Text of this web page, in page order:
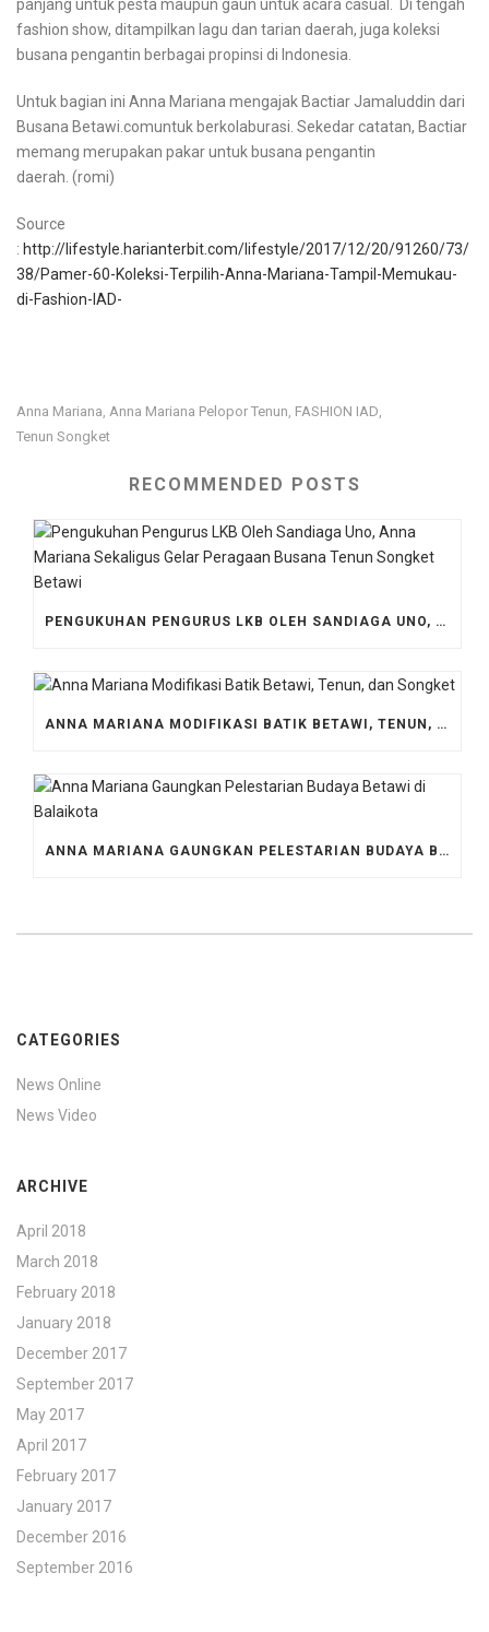
panjang untuk pesta maupun gaun untuk acara casual. Di tengah
fashion show, ditampilkan lagu dan tarian daerah, juga koleksi
busana pengantin berbagai propinsi di Indonesia.
Untuk bagian ini Anna Mariana mengajak Bactiar Jamaluddin dari
Busana Betawi.comuntuk berkolaburasi. Sekedar catatan, Bactiar
memang merupakan pakar untuk busana pengantin
daerah. (romi)
Source
: http://lifestyle.harianterbit.com/lifestyle/2017/12/20/91260/73/
38/Pamer-60-Koleksi-Terpilih-Anna-Mariana-Tampil-Memukau-
di-Fashion-IAD-
Anna Mariana, Anna Mariana Pelopor Tenun, FASHION IAD,
Tenun Songket
RECOMMENDED POSTS
PENGUKUHAN PENGURUS LKB OLEH SANDIAGA UNO, ANNA MARIANA SEKALIGUS GELAR PERAGAAN BUSANA TENUN SONGKET BETAWI
ANNA MARIANA MODIFIKASI BATIK BETAWI, TENUN, DAN SONGKET
ANNA MARIANA GAUNGKAN PELESTARIAN BUDAYA BETAWI DI BALAIKOTA
CATEGORIES
News Online
News Video
ARCHIVE
April 2018
March 2018
February 2018
January 2018
December 2017
September 2017
May 2017
April 2017
February 2017
January 2017
December 2016
September 2016